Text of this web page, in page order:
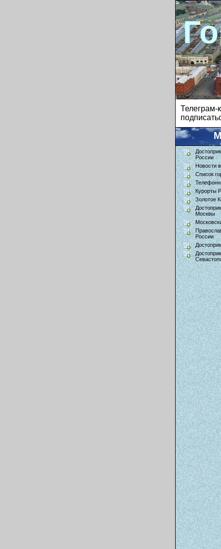
России
Новости
Список
Курорты
Золотое
Москвы
России